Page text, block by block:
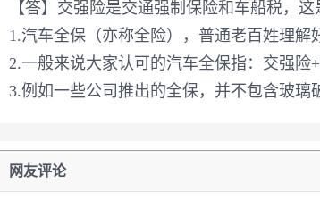
【答】交强险是交通强制保险和车船税，这
1.汽车全保（亦称全险），普通老百姓理解
2.一般来说大家认可的汽车全保指：交强险
3.例如一些公司推出的全保，并不包含玻
网友评论